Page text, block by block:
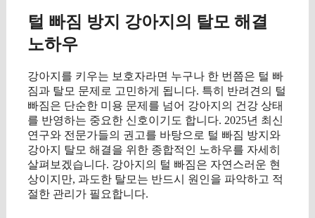
털 빠짐 방지 강아지의 탈모 해결
노하우
강아지를 키우는 보호자라면 누구나 한 번쯤은 털 빠
짐과 탈모 문제로 고민하게 됩니다. 특히 반려견의 털
빠짐은 단순한 미용 문제를 넘어 강아지의 건강 상태
를 반영하는 중요한 신호이기도 합니다. 2025년 최신
연구와 전문가들의 권고를 바탕으로 털 빠짐 방지와
강아지 탈모 해결을 위한 종합적인 노하우를 자세히
살펴보겠습니다. 강아지의 털 빠짐은 자연스러운 현
상이지만, 과도한 탈모는 반드시 원인을 파악하고 적
절한 관리가 필요합니다.